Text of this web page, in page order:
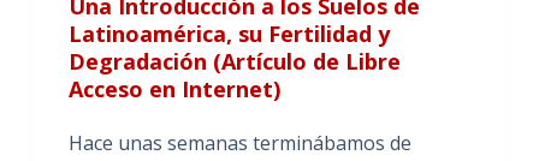
Una Introducción a los Suelos de
Latinoamérica, su Fertilidad y
Degradación (Artículo de Libre
Acceso en Internet)
Hace unas semanas terminábamos de